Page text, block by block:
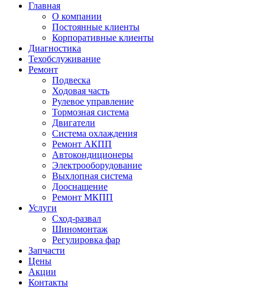
Главная
О компании
Постоянные клиенты
Корпоративные клиенты
Диагностика
Техобслуживание
Ремонт
Подвеска
Ходовая часть
Рулевое управление
Тормозная система
Двигатели
Система охлаждения
Ремонт АКПП
Автокондиционеры
Электрооборудование
Выхлопная система
Дооснащение
Ремонт МКПП
Услуги
Сход-развал
Шиномонтаж
Регулировка фар
Запчасти
Цены
Акции
Контакты